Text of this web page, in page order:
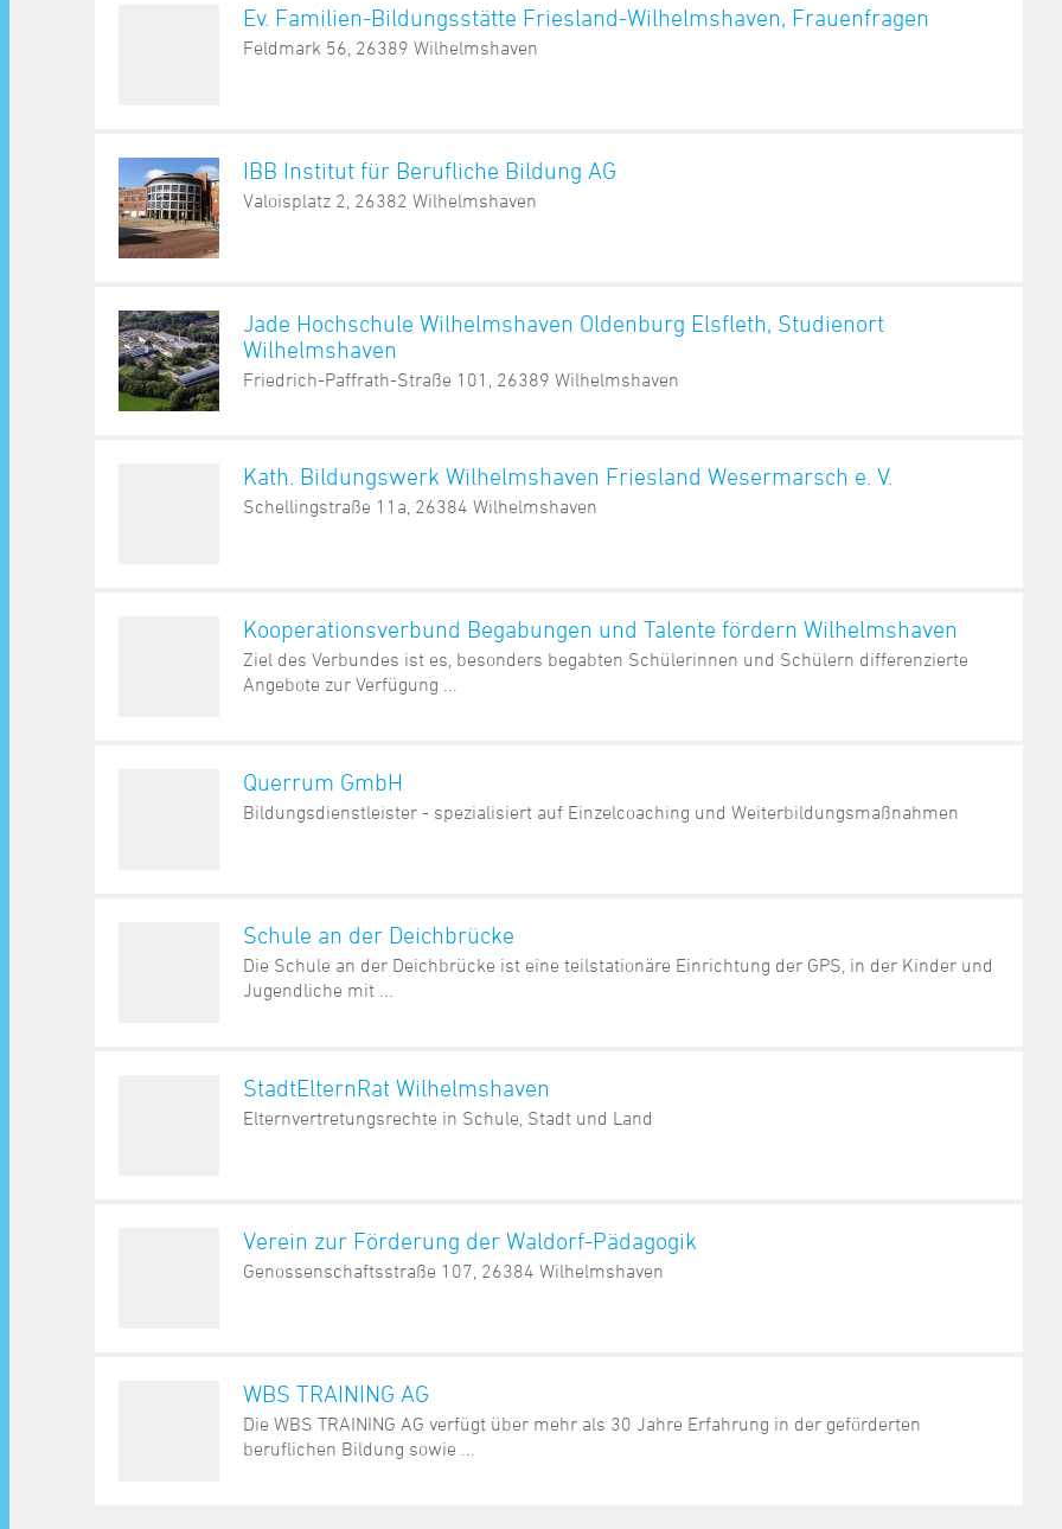
Ev. Familien-Bildungsstätte Friesland-Wilhelmshaven, Frauenfragen
Feldmark 56, 26389 Wilhelmshaven
IBB Institut für Berufliche Bildung AG
Valoisplatz 2, 26382 Wilhelmshaven
Jade Hochschule Wilhelmshaven Oldenburg Elsfleth, Studienort
Wilhelmshaven
Friedrich-Paffrath-Straße 101, 26389 Wilhelmshaven
Kath. Bildungswerk Wilhelmshaven Friesland Wesermarsch e. V.
Schellingstraße 11a, 26384 Wilhelmshaven
Kooperationsverbund Begabungen und Talente fördern Wilhelmshaven
Ziel des Verbundes ist es, besonders begabten Schülerinnen und Schülern differenzierte
Angebote zur Verfügung ...
Querrum GmbH
Bildungsdienstleister - spezialisiert auf Einzelcoaching und Weiterbildungsmaßnahmen
Schule an der Deichbrücke
Die Schule an der Deichbrücke ist eine teilstationäre Einrichtung der GPS, in der Kinder und
Jugendliche mit ...
StadtElternRat Wilhelmshaven
Elternvertretungsrechte in Schule, Stadt und Land
Verein zur Förderung der Waldorf-Pädagogik
Genossenschaftsstraße 107, 26384 Wilhelmshaven
WBS TRAINING AG
Die WBS TRAINING AG verfügt über mehr als 30 Jahre Erfahrung in der geförderten
beruflichen Bildung sowie ...